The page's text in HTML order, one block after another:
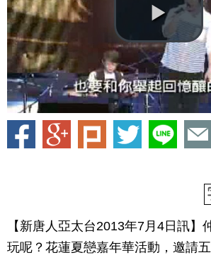
【新唐人亞太台2013年7月4日訊】
玩呢？花蓮夏戀嘉年華活動，邀請五